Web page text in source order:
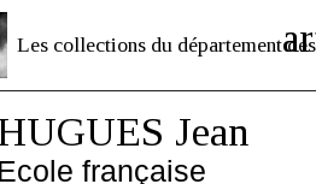
Les collections du département des
Jean
Ecole française